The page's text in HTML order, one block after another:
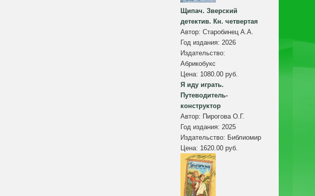
Щипач. Зверский
детектив. Кн. четвертая
Автор: Старобинец А.А.
Год издания: 2026
Издательство:
Абрикобукс
Цена: 1080.00 руб.
Я иду играть.
Путеводитель-
конструктор
Автор: Пирогова О.Г.
Год издания: 2025
Издательство: Библиомир
Цена: 1620.00 руб.